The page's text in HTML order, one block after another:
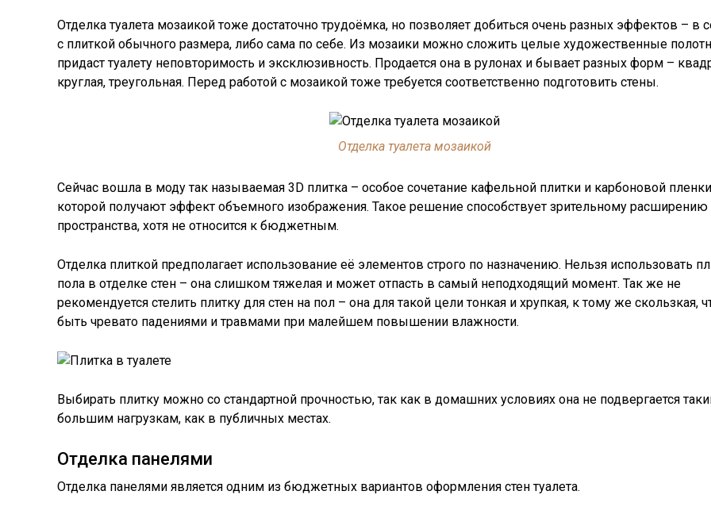
Отделка туалета мозаикой тоже достаточно трудоёмка, но позволяет добиться очень разных эффектов – в
с плиткой обычного размера, либо сама по себе. Из мозаики можно сложить целые художественные
придаст туалету неповторимость и эксклюзивность. Продается она в рулонах и бывает разных форм –
круглая, треугольная. Перед работой с мозаикой тоже требуется соответственно подготовить стены.
Отделка туалета мозаикой
Сейчас вошла в моду так называемая 3D плитка – особое сочетание кафельной плитки и карбоновой
которой получают эффект объемного изображения. Такое решение способствует зрительному расширению
пространства, хотя не относится к бюджетным.
Отделка плиткой предполагает использование её элементов строго по назначению. Нельзя использовать
пола в отделке стен – она слишком тяжелая и может отпасть в самый неподходящий момент. Так же не
рекомендуется стелить плитку для стен на пол – она для такой цели тонкая и хрупкая, к тому же скользкая,
быть чревато падениями и травмами при малейшем повышении влажности.
Выбирать плитку можно со стандартной прочностью, так как в домашних условиях она не подвергается
большим нагрузкам, как в публичных местах.
Отделка панелями
Отделка панелями является одним из бюджетных вариантов оформления стен туалета.